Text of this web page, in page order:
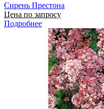
Сирень Престона
Цена по запросу
Подробнее